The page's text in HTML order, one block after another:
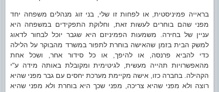
בראייה פמיניסטית, או לפחות זו שלי, בני זוג מנהלים משפחה יחד
מפני שהם בוחרים לעשות זאת, וחלוקת התפקידים במשפחה היא
עניין של בחירה. משמעות הפמיניזם היא שגבר יוכל לבחור לדאוג
למשק הבית בזמן שהאישה בוחרת לתפור במשרד מהבוקר על הלילה
כדי להביא פרנסה, או להיפך, או כל סידור אחר, ושכל אחת
מהאפשרויות תהייה מעשית, לגיטימית ומקובלת באותה מידה ע"י
הקהילה. בחברה כזו, אישה מקיימת מערכת יחסים עם גבר מפני שהיא
רוצה ולא מפני שהיא צריכה, מפני שכך היא בוחרת ולא מפני שהיא